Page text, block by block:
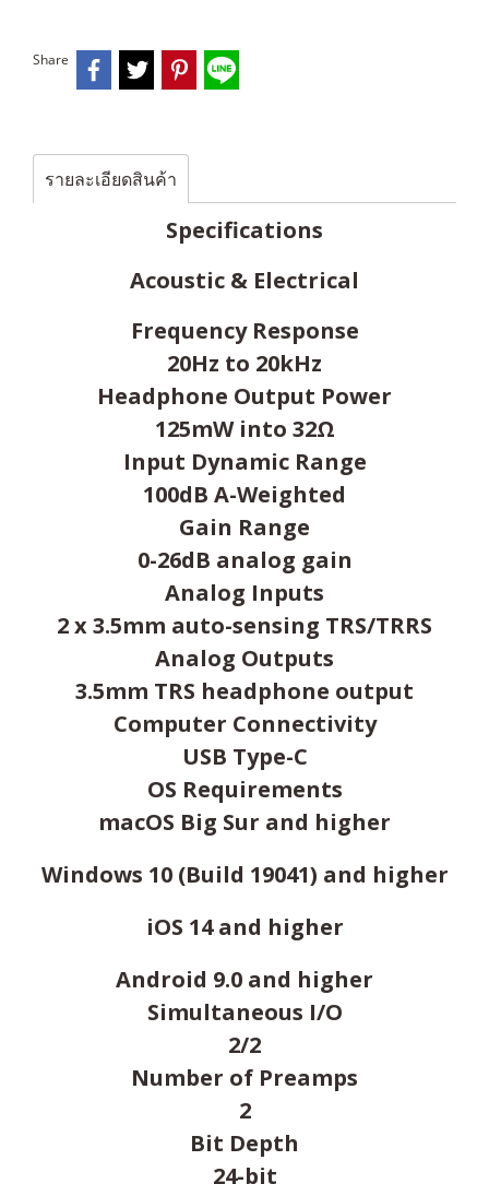
Share
รายละเอียดสินค้า
Specifications
Acoustic & Electrical
Frequency Response
20Hz to 20kHz
Headphone Output Power
125mW into 32Ω
Input Dynamic Range
100dB A-Weighted
Gain Range
0-26dB analog gain
Analog Inputs
2 x 3.5mm auto-sensing TRS/TRRS
Analog Outputs
3.5mm TRS headphone output
Computer Connectivity
USB Type-C
OS Requirements
macOS Big Sur and higher
Windows 10 (Build 19041) and higher
iOS 14 and higher
Android 9.0 and higher
Simultaneous I/O
2/2
Number of Preamps
2
Bit Depth
24-bit